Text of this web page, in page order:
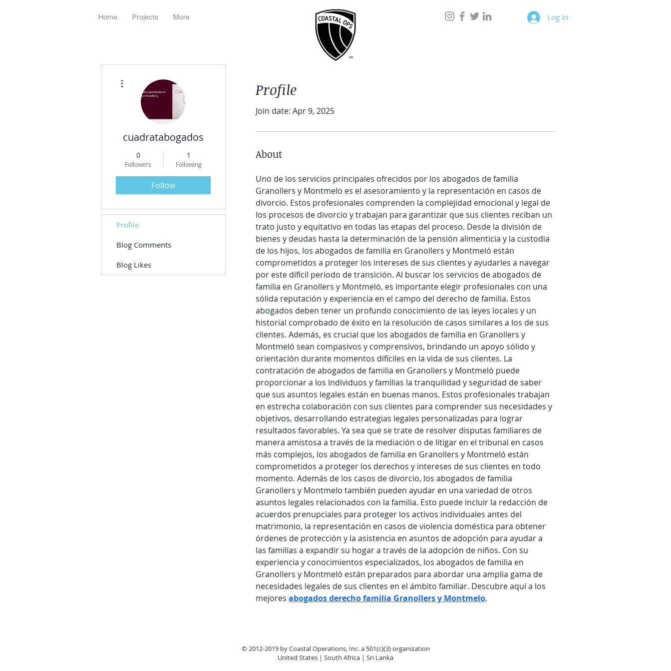
Home Projects More Log In
Profile
Join date: Apr 9, 2025
About
Uno de los servicios principales ofrecidos por los abogados de familia
Granollers y Montmelo es el asesoramiento y la representación en casos de
divorcio. Estos profesionales comprenden la complejidad emocional y legal de
los procesos de divorcio y trabajan para garantizar que sus clientes reciban un
trato justo y equitativo en todas las etapas del proceso. Desde la división de
bienes y deudas hasta la determinación de la pensión alimenticia y la custodia
de los hijos, los abogados de familia en Granollers y Montmeló están
comprometidos a proteger los intereses de sus clientes y ayudarles a navegar
por este difícil período de transición. Al buscar los servicios de abogados de
familia en Granollers y Montmeló, es importante elegir profesionales con una
sólida reputación y experiencia en el campo del derecho de familia. Estos
abogados deben tener un profundo conocimiento de las leyes locales y un
historial comprobado de éxito en la resolución de casos similares a los de sus
clientes. Además, es crucial que los abogados de familia en Granollers y
Montmeló sean compasivos y comprensivos, brindando un apoyo sólido y
orientación durante momentos difíciles en la vida de sus clientes. La
contratación de abogados de familia en Granollers y Montmeló puede
proporcionar a los individuos y familias la tranquilidad y seguridad de saber
que sus asuntos legales están en buenas manos. Estos profesionales trabajan
en estrecha colaboración con sus clientes para comprender sus necesidades y
objetivos, desarrollando estrategias legales personalizadas para lograr
resultados favorables. Ya sea que se trate de resolver disputas familiares de
manera amistosa a través de la mediación o de litigar en el tribunal en casos
más complejos, los abogados de familia en Granollers y Montmeló están
comprometidos a proteger los derechos y intereses de sus clientes en todo
momento. Además de los casos de divorcio, los abogados de familia
Granollers y Montmelo también pueden ayudar en una variedad de otros
asuntos legales relacionados con la familia. Esto puede incluir la redacción de
acuerdos prenupciales para proteger los activos individuales antes del
matrimonio, la representación en casos de violencia doméstica para obtener
órdenes de protección y la asistencia en asuntos de adopción para ayudar a
las familias a expandir su hogar a través de la adopción de niños. Con su
experiencia y conocimientos especializados, los abogados de familia en
Granollers y Montmeló están preparados para abordar una amplia gama de
necesidades legales de sus clientes en el ámbito familiar. Descubre aquí a los
mejores abogados derecho familia Granollers y Montmelo.
cuadratabogados
0
Followers
1
Following
Follow
Profile
Blog Comments
Blog Likes
© 2012-2019 by Coastal Operations, Inc. a 501(c)(3) organization
United States | South Africa | Sri Lanka